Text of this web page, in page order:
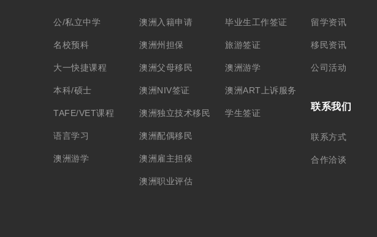
公/私立中学
名校预科
大一快捷课程
本科/硕士
TAFE/VET课程
语言学习
澳洲游学
澳洲入籍申请
澳洲州担保
澳洲父母移民
澳洲NIV签证
澳洲独立技术移民
澳洲配偶移民
澳洲雇主担保
澳洲职业评估
毕业生工作签证
旅游签证
澳洲游学
澳洲ART上诉服务
学生签证
留学资讯
移民资讯
公司活动
联系我们
联系方式
合作洽谈